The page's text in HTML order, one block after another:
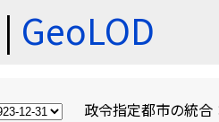
| GeoLOD
政令指定都市の統